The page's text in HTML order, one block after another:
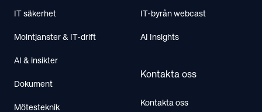
IT säkerhet
Molntjanster & IT-drift
AI & insikter
Dokument
Mötesteknik
IT-byrån webcast
AI Insights
Kontakta oss
Kontakta oss